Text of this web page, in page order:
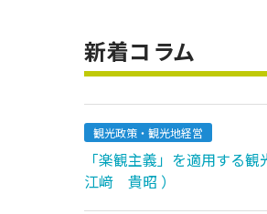
新着コラム
観光政策・観光地経営
「楽観主義」を適用する
江﨑 貴昭 ）